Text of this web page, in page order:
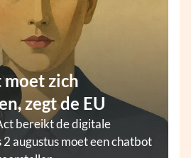
zich
zegt de EU
bereikt de digitale
augustus moet een chatbot